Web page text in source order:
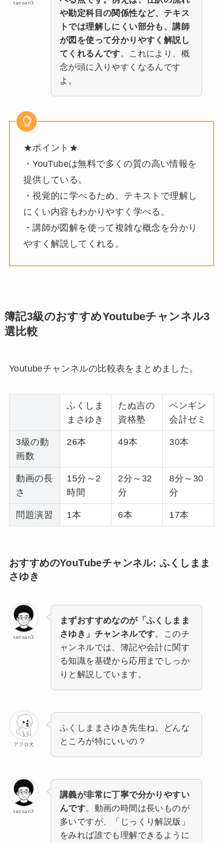
tansan3
や勘定科目の関係性など、テキス
トでは理解しにくい部分も、講師
が図を使って分かりやすく解説し
てくれるんです。これにより、概
念が頭に入りやすくなるんです
よ。
★ポイント★
・YouTubeは無料で多くの質の高い情報を
提供している。
・視覚的に学べるため、テキストで理解し
にくい内容もわかりやすく学べる。
・講師が図解を使って複雑な概念を分かり
やすく解説してくれる。
簿記3級のおすすめYoutubeチャンネル3
選比較
Youtubeチャンネルの比較表をまとめました。
ふくしま
まさゆき
たぬ吉の
資格塾
ペンギン
会計ゼミ
3級の動
画数
26本 49本 30本
動画の長
さ
15分～2
時間
2分～32
分
8分～30
分
問題演習 1本 6本 17本
おすすめのYouTubeチャンネル: ふくしまま
さゆき
tansan3
まずおすすめなのが「ふくしまま
さゆき」チャンネルです。このチ
ャンネルでは、簿記や会計に関す
る知識を基礎から応用までしっか
りと解説しています。
アフロ犬
ふくしままさゆき先生ね。どんな
ところが特にいいの？
tansan3
講義が非常に丁寧で分かりやすい
んです。動画の時間は長いものが
多いですが、「じっくり解説版」
をみれば誰でも理解できるように